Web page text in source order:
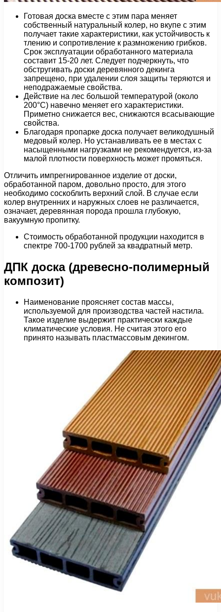
Готовая доска вместе с этим пара меняет
собственный натуральный колер, но вкупе с этим
получает такие характеристики, как устойчивость к
тлению и сопротивление к размножению грибков.
Срок эксплуатации обработанного материала
составит 15-20 лет. Следует подчеркнуть, что
обстругивать доски деревянного декинга
запрещено, при удалении слоя защиты теряются и
неподражаемые свойства.
Действие на лес большой температурой (около
200°С) навечно меняет его характеристики.
Приметно снижается вес, снижаются всасывающие
свойства.
Благодаря пропарке доска получает великодушный
медовый колер. Но устанавливать ее в местах с
насыщенными нагрузками не рекомендуется, из-за
малой плотности поверхность может промяться.
Отличить импрегнированное изделие от доски,
обработанной паром, довольно просто, для этого
необходимо соскоблить верхний слой. В случае если
колер внутренних и наружных слоев не различается,
означает, деревянная порода прошла глубокую,
вакуумную пропитку.
Стоимость обработанной продукции находится в
спектре 700-1700 рублей за квадратный метр.
ДПК доска (древесно-полимерный
композит)
Наименование проясняет состав массы,
используемой для производства частей настила.
Такое изделие выдержит практически каждые
климатические условия. Не считая этого его
принято называть пластмассовым декингом.